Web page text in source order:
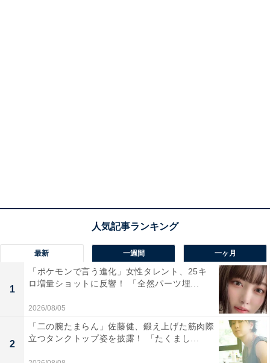
最新 一週間 一ヶ月
1
「ポケモンで言う進化」女性タレント、25キ
ロ増量ショットに反響！ 「全然パーツ埋...
2026/08/05
2
「二の腕たまらん」佐藤健、鍛え上げた筋肉際
立つタンクトップ姿を披露！ 「たくまし...